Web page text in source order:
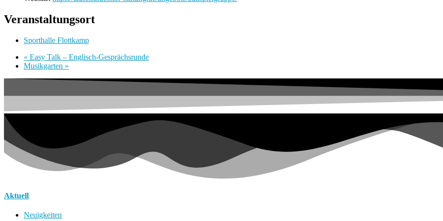
Veranstaltungsort
Sporthalle Flottkamp
« Easy Talk – Englisch-Gesprächsrunde
Musikgarten »
Aktuell
Neuigkeiten